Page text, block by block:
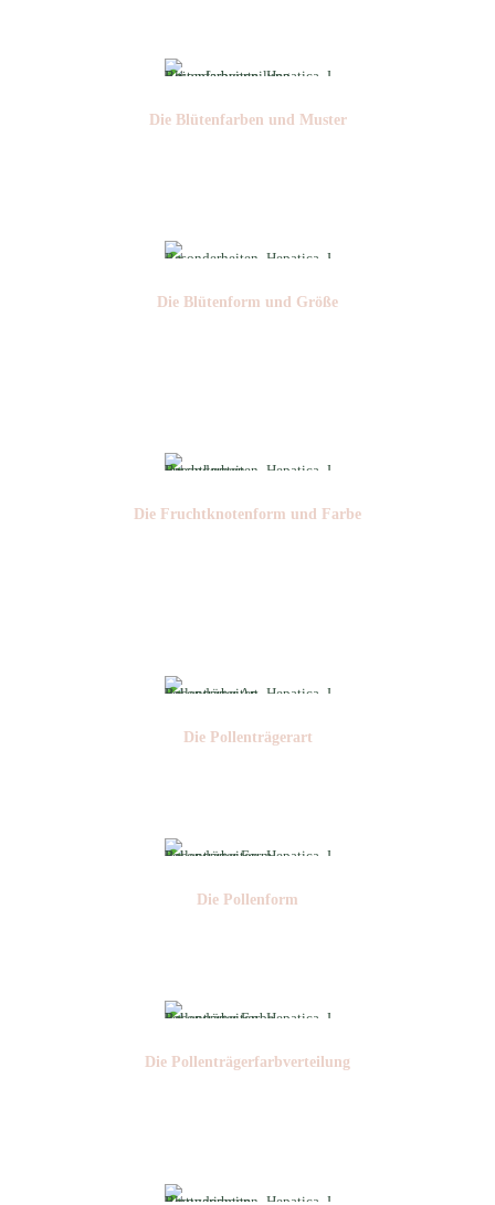
Die Blüten­farben und Muster
Die Blüten­form und Größe
Die Frucht­knotenform und Farbe
Die Pollen­trägerart
Die Pollen­form
Die Pollen­trägerfarb­verteilung